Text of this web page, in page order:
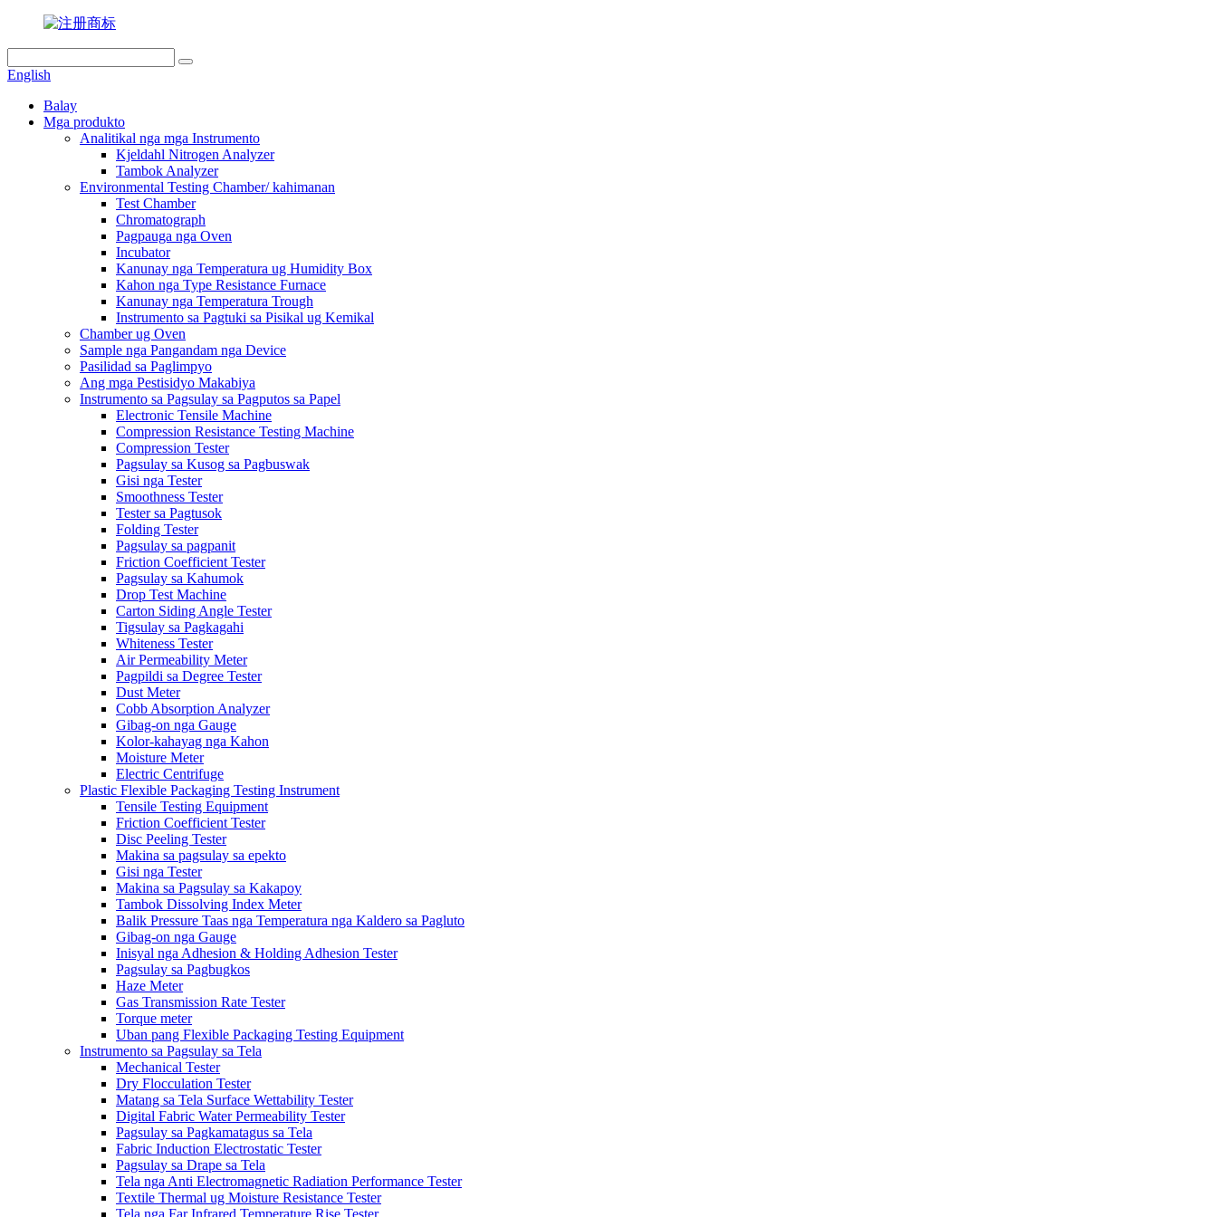
English
Balay
Mga produkto
Analitikal nga mga Instrumento
Kjeldahl Nitrogen Analyzer
Tambok Analyzer
Environmental Testing Chamber/ kahimanan
Test Chamber
Chromatograph
Pagpauga nga Oven
Incubator
Kanunay nga Temperatura ug Humidity Box
Kahon nga Type Resistance Furnace
Kanunay nga Temperatura Trough
Instrumento sa Pagtuki sa Pisikal ug Kemikal
Chamber ug Oven
Sample nga Pangandam nga Device
Pasilidad sa Paglimpyo
Ang mga Pestisidyo Makabiya
Instrumento sa Pagsulay sa Pagputos sa Papel
Electronic Tensile Machine
Compression Resistance Testing Machine
Compression Tester
Pagsulay sa Kusog sa Pagbuswak
Gisi nga Tester
Smoothness Tester
Tester sa Pagtusok
Folding Tester
Pagsulay sa pagpanit
Friction Coefficient Tester
Pagsulay sa Kahumok
Drop Test Machine
Carton Siding Angle Tester
Tigsulay sa Pagkagahi
Whiteness Tester
Air Permeability Meter
Pagpildi sa Degree Tester
Dust Meter
Cobb Absorption Analyzer
Gibag-on nga Gauge
Kolor-kahayag nga Kahon
Moisture Meter
Electric Centrifuge
Plastic Flexible Packaging Testing Instrument
Tensile Testing Equipment
Friction Coefficient Tester
Disc Peeling Tester
Makina sa pagsulay sa epekto
Gisi nga Tester
Makina sa Pagsulay sa Kakapoy
Tambok Dissolving Index Meter
Balik Pressure Taas nga Temperatura nga Kaldero sa Pagluto
Gibag-on nga Gauge
Inisyal nga Adhesion & Holding Adhesion Tester
Pagsulay sa Pagbugkos
Haze Meter
Gas Transmission Rate Tester
Torque meter
Uban pang Flexible Packaging Testing Equipment
Instrumento sa Pagsulay sa Tela
Mechanical Tester
Dry Flocculation Tester
Matang sa Tela Surface Wettability Tester
Digital Fabric Water Permeability Tester
Pagsulay sa Pagkamatagus sa Tela
Fabric Induction Electrostatic Tester
Pagsulay sa Drape sa Tela
Tela nga Anti Electromagnetic Radiation Performance Tester
Textile Thermal ug Moisture Resistance Tester
Tela nga Far Infrared Temperature Rise Tester